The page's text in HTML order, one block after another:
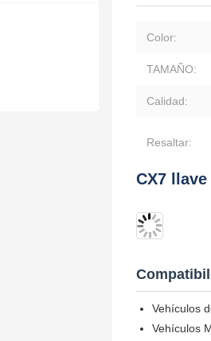
Color:
TAMAÑO:
Calidad:
Resaltar:
CX7
Vehículos
Vehículos